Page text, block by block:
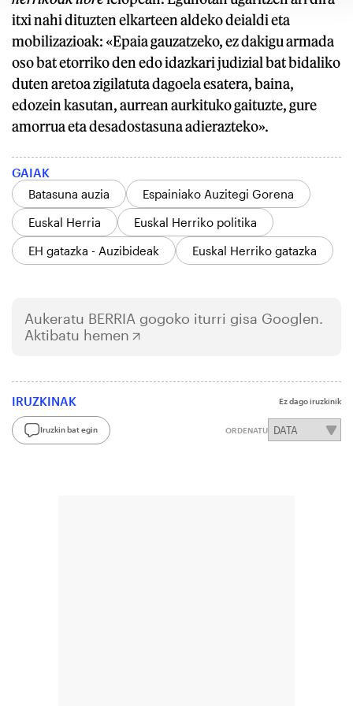
itxi nahi dituzten elkarteen aldeko deialdi eta
mobilizazioak: «Epaia gauzatzeko, ez dakigu armada
oso bat etorriko den edo idazkari judizial bat bidaliko
duten aretoa zigilatuta dagoela esatera, baina,
edozein kasutan, aurrean aurkituko gaituzte, gure
amorrua eta desadostasuna adierazteko».
GAIAK
Batasuna auzia
Espainiako Auzitegi Gorena
Euskal Herria
Euskal Herriko politika
EH gatazka - Auzibideak
Euskal Herriko gatazka
Aukeratu BERRIA gogoko iturri gisa Googlen.
Aktibatu hemen
IRUZKINAK Ez dago iruzkinik
Iruzkin bat egin ORDENATU